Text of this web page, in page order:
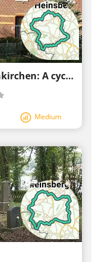
Geilenkirchen - Gangelt - Geilenkirchen: A cycling route to enjoy
Medium